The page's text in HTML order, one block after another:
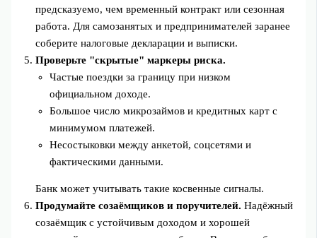
предсказуемо, чем временный контракт или сезонная
работа. Для самозанятых и предпринимателей заранее
соберите налоговые декларации и выписки.
Проверьте "скрытые" маркеры риска.
Частые поездки за границу при низком
официальном доходе.
Большое число микрозаймов и кредитных карт с
минимумом платежей.
Несостыковки между анкетой, соцсетями и
фактическими данными.
Банк может учитывать такие косвенные сигналы.
Продумайте созаёмщиков и поручителей. Надёжный
созаёмщик с устойчивым доходом и хорошей